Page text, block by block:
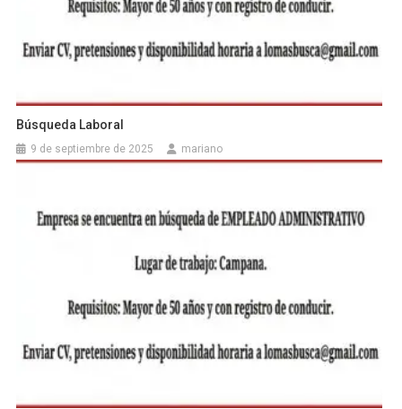
Búsqueda Laboral
9 de septiembre de 2025 mariano